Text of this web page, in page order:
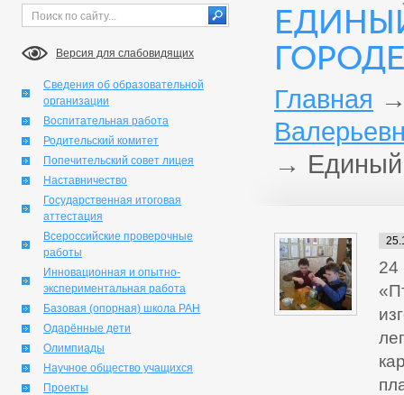
Версия для слабовидящих
Сведения об образовательной
организации
Воспитательная работа
Родительский комитет
Попечительский совет лицея
Наставничество
Государственная итоговая
аттестация
Всероссийские проверочные
работы
Инновационная и опытно-
экспериментальная работа
Базовая (опорная) школа РАН
Одарённые дети
Олимпиады
Научное общество учащихся
Проекты
Главная
→
24